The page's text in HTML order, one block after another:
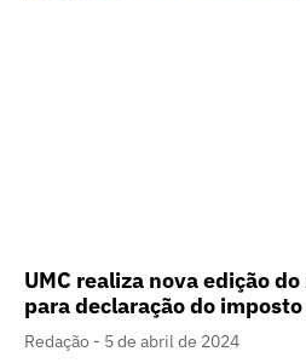
UMC realiza nova edição
para declaração do
Redação
5 de abril de 2024